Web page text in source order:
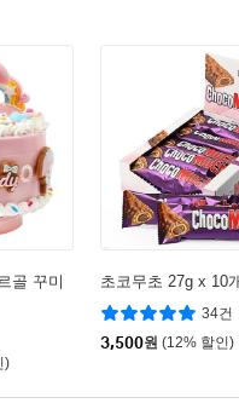
골 꾸미
)
초코무초 27g x 10
34건
3,500원 (12% 할인)